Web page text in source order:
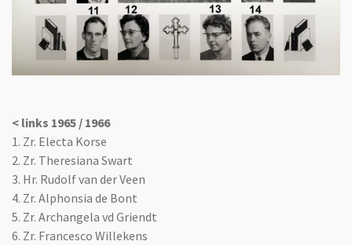
< links 1965 / 1966
1. Zr. Electa Korse
2. Zr. Theresiana Swart
3. Hr. Rudolf van der Veen
4. Zr. Alphonsia de Bont
5. Zr. Archangela vd Griendt
6. Zr. Francesco Willekens